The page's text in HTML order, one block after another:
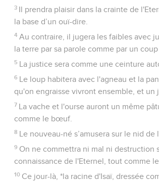
3 Il prendra plaisir dans la crainte de
la base d’un ouï-dire.
4 Au contraire, il jugera les faibles avec
la terre par sa parole comme par un
5 La justice sera comme une ceinture
6 Le loup habitera avec l'agneau et la
qu'on engraisse vivront ensemble, et un
7 La vache et l'ourse auront un même
comme le bœuf.
8 Le nouveau-né s’amusera sur le nid
9 On ne commettra ni mal ni destruction
connaissance de l'Eternel, tout comme
10 Ce jour-là, *la racine d'Isaï, dressée